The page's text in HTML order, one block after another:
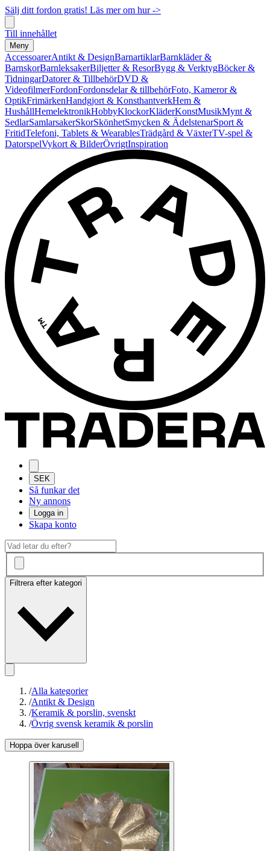
Sälj ditt fordon gratis! Läs mer om hur ->
Till innehållet
Meny
AccessoarerAntikt & DesignBarnartiklarBarnkläder &
BarnskorBarnleksakerBiljetter & ResorBygg & VerktygBöcker &
TidningarDatorer & TillbehörDVD &
VideofilmerFordonFordonsdelar & tillbehörFoto, Kameror &
OptikFrimärkenHandgjort & KonsthantverkHem &
HushållHemelektronikHobbyKlockorKläderKonstMusikMynt &
SedlarSamlarsakerSkorSkönhetSmycken & ÄdelstenarSport &
FritidTelefoni, Tablets & WearablesTrädgård & VäxterTV-spel &
DatorspelVykort & BilderÖvrigtInspiration
SEK
Så funkar det
Ny annons
Logga in
Skapa konto
Filtrera efter kategori
/Alla kategorier
/Antikt & Design
/Keramik & porslin, svenskt
/Övrig svensk keramik & porslin
Hoppa över karusell